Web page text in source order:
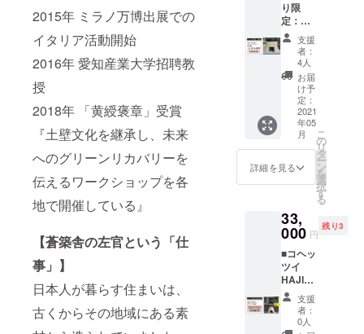
2015年 ミラノ万博出展での
イタリア活動開始
2016年 愛知産業大学招聘教
授
2018年 「黄綬褒章」受賞
『土壁文化を継承し、未来
へのグリーンリカバリーを
伝えるワークショップを各
地で開催している』
【蒼築舎の左官という「仕
事」】
日本人が暮らす住まいは、
古くからその地域にある素
ど」を提案
します。に「か
まどと
共に発
送希
望」と
ご記入
お願い
いたし
ます。
【ご使
用上の
・使い
始め数
理が焼
き付く
ことが
ありま
すがご
了承く
ださ
い。使
い込む
ことで
別途送
料をご
請求さ
せてい
ただき
ます。
※こちら
のリ
ターン
はコ
HAJIM
Eではあ
注意く
ださ
い。 ※
コヘッ
ツイ
HAJIM
Eとこち
らの商
品をご
・・・
２
個
リペア
用土
壁・・
・１袋
コヘッ
ツイ
HAJIM
E 説明
意事
項・・
・各1枚
本体サ
イズ：
約
200mm
／
height
：約
140mm
プレー
ト）・
・・１
枚
固形燃
料・・
・３個
固形燃
料用ト
グ・・
・１
個
２
個
用土
壁・・
・１袋
消臭土
だん
ご・・
込・送
料込）
【商品
内容・
サイ
ズ】 コ
ヘッツ
HAJIM
E・・・
1基
釜（ア
ルミ
個
木
・１個
台座
（溶岩
プレー
ト）・
・・１
り限
定：コ
ヘッツ
イ
HAJIM
E２合鋳
物釜】
３７，
４７０
円（定
価税込
価格＋
送料）
↓（早
２９，
９７６
円（税
込・送
料込）
【商品
内容・
サイ
ズ】 コ
支援
者：
4人
お届
け予
定：
2021
年05
月
詳細を見る
こ
の
リ
タ
ー
ン
を
選
択
す
る
33,
000 円
残り3
■コヘッ
ツイ
HAJIM
E1合炊
き2基
set：３
支援
者：
0人